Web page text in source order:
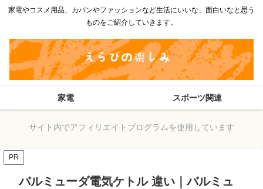
家電やコスメ用品、カバンやファッションなど生活にいいな、面白いなと思う
ものをご紹介していきます。
家電 スポーツ関連
サイト内でアフィリエイトプログラムを使用しています
PR
バルミューダ電気ケトル 違い｜バルミュ